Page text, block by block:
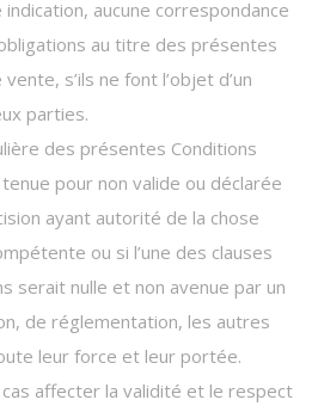
indication, aucune correspondance
au titre des présentes
s’ils ne font l’objet d’un
parties.
des présentes Conditions
pour non valide ou déclarée
ayant autorité de la chose
ou si l’une des clauses
serait nulle et non avenue par un
de réglementation, les autres
leur force et leur portée.
cas affecter la validité et le respect